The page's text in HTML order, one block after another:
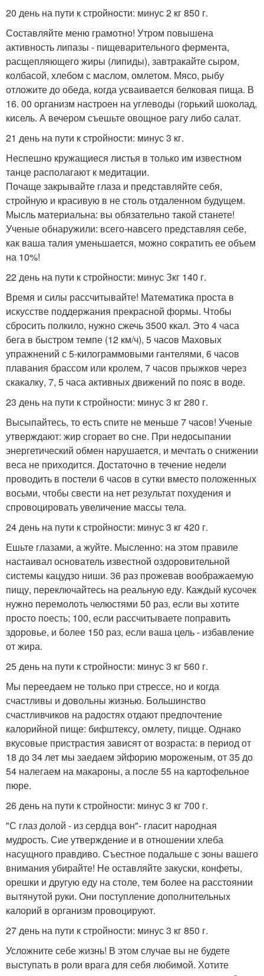
20 день на пути к стройности: минус 2 кг 850 г.
Составляйте меню грамотно! Утром повышена
активность липазы - пищеварительного фермента,
расщепляющего жиры (липиды), завтракайте сыром,
колбасой, хлебом с маслом, омлетом. Мясо, рыбу
отложите до обеда, когда усваивается белковая пища. В
16. 00 организм настроен на углеводы (горький шоколад,
кисель. А вечером съешьте овощное рагу либо салат.
21 день на пути к стройности: минус 3 кг.
Неспешно кружащиеся листья в только им известном
танце располагают к медитации.
Почаще закрывайте глаза и представляйте себя,
стройную и красивую в не столь отдаленном будущем.
Мысль материальна: вы обязательно такой станете!
Ученые обнаружили: всего-навсего представляя себе,
как ваша талия уменьшается, можно сократить ее объем
на 10%!
22 день на пути к стройности: минус Зкг 140 г.
Время и силы рассчитывайте! Математика проста в
искусстве поддержания прекрасной формы. Чтобы
сбросить полкило, нужно сжечь 3500 ккал. Это 4 часа
бега в быстром темпе (12 км/ч), 5 часов Маховых
упражнений с 5-килограммовыми гантелями, 6 часов
плавания брассом или кролем, 7 часов прыжков через
скакалку, 7, 5 часа активных движений по пояс в воде.
23 день на пути к стройности: минус 3 кг 280 г.
Высыпайтесь, то есть спите не меньше 7 часов! Ученые
утверждают: жир сгорает во сне. При недосыпании
энергетический обмен нарушается, и мечтать о снижении
веса не приходится. Достаточно в течение недели
проводить в постели 6 часов в сутки вместо положенных
восьми, чтобы свести на нет результат похудения и
спровоцировать увеличение массы тела.
24 день на пути к стройности: минус 3 кг 420 г.
Ешьте глазами, а жуйте. Мысленно: на этом правиле
настаивал основатель известной оздоровительной
системы кацудзо ниши. 36 раз прожевав воображаемую
пищу, переключайтесь на реальную еду. Каждый кусочек
нужно перемолоть челюстями 50 раз, если вы хотите
просто поесть; 100, если рассчитываете поправить
здоровье, и более 150 раз, если ваша цель - избавление
от жира.
25 день на пути к стройности: минус 3 кг 560 г.
Мы переедаем не только при стрессе, но и когда
счастливы и довольны жизнью. Большинство
счастливчиков на радостях отдают предпочтение
калорийной пище: бифштексу, омлету, пицце. Однако
вкусовые пристрастия зависят от возраста: в период от
18 до 34 лет мы заедаем эйфорию мороженым, от 35 до
54 налегаем на макароны, а после 55 на картофельное
пюре.
26 день на пути к стройности: минус 3 кг 700 г.
"С глаз долой - из сердца вон"- гласит народная
мудрость. Сие утверждение и в отношении хлеба
насущного правдиво. Съестное подальше с зоны вашего
внимания убирайте! Не оставляйте закуски, конфеты,
орешки и другую еду на столе, тем более на расстоянии
вытянутой руки. Они поступление дополнительных
калорий в организм провоцируют.
27 день на пути к стройности: минус 3 кг 850 г.
Усложните себе жизнь! В этом случае вы не будете
выступать в роли врага для себя любимой. Хотите